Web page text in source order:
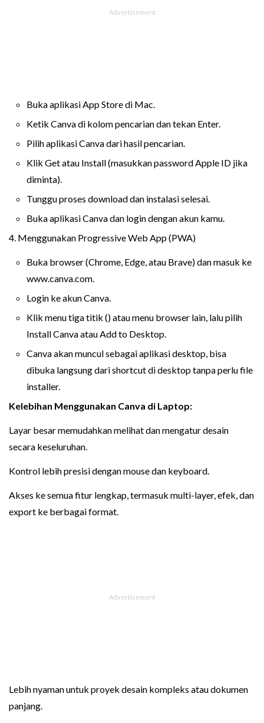
Buka aplikasi App Store di Mac.
Ketik Canva di kolom pencarian dan tekan Enter.
Pilih aplikasi Canva dari hasil pencarian.
Klik Get atau Install (masukkan password Apple ID jika
diminta).
Tunggu proses download dan instalasi selesai.
Buka aplikasi Canva dan login dengan akun kamu.
4. Menggunakan Progressive Web App (PWA)
Buka browser (Chrome, Edge, atau Brave) dan masuk ke
www.canva.com.
Login ke akun Canva.
Klik menu tiga titik () atau menu browser lain, lalu pilih
Install Canva atau Add to Desktop.
Canva akan muncul sebagai aplikasi desktop, bisa
dibuka langsung dari shortcut di desktop tanpa perlu file
installer.
Kelebihan Menggunakan Canva di Laptop:
Layar besar memudahkan melihat dan mengatur desain
secara keseluruhan.
Kontrol lebih presisi dengan mouse dan keyboard.
Akses ke semua fitur lengkap, termasuk multi-layer, efek, dan
export ke berbagai format.
Lebih nyaman untuk proyek desain kompleks atau dokumen
panjang.